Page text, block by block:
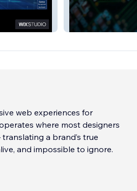
CANDA SOLUTIONS
web experiences for
where most designers
a brand’s true
and impossible to ignore.